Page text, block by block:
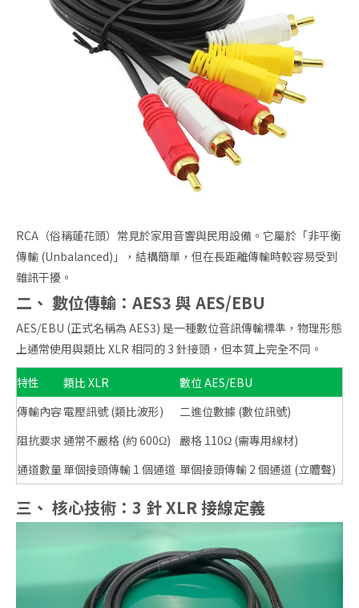
RCA（俗稱蓮花頭）常見於家用音響與民用設備。它屬於「非平衡
傳輸 (Unbalanced)」，結構簡單，但在長距離傳輸時較容易受到
雜訊干擾。
二、 數位傳輸：AES3 與 AES/EBU
AES/EBU (正式名稱為 AES3) 是一種數位音訊傳輸標準，物理形態
上通常使用與類比 XLR 相同的 3 針接頭，但本質上完全不同。
特性 類比 XLR
數位 AES/EBU
傳輸內容電壓訊號 (類比波形)
二進位數據 (數位訊號)
阻抗要求通常不嚴格 (約 600Ω)
嚴格 110Ω (需專用線材)
通道數量單個接頭傳輸 1 個通道 單個接頭傳輸 2 個通道 (立體聲)
三、 核心技術：3 針 XLR 接線定義